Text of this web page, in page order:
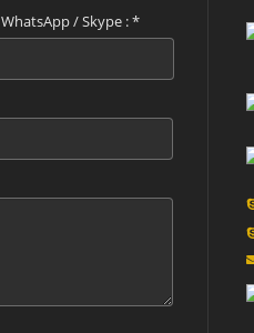
/ Skype :*